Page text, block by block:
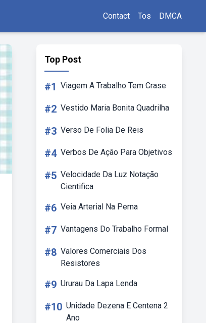
Contact Tos DMCA
Top Post
#1 Viagem A Trabalho Tem Crase
#2 Vestido Maria Bonita Quadrilha
#3 Verso De Folia De Reis
#4 Verbos De Ação Para Objetivos
#5 Velocidade Da Luz Notação
Cientifica
#6 Veia Arterial Na Perna
#7 Vantagens Do Trabalho Formal
#8 Valores Comerciais Dos
Resistores
#9 Ururau Da Lapa Lenda
#10 Unidade Dezena E Centena 2
Ano